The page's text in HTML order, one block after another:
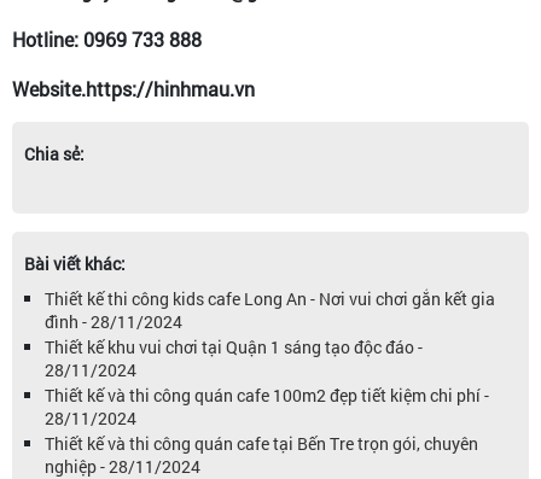
Hotline: 0969 733 888
Website.https://hinhmau.vn
Chia sẻ:
Bài viết khác:
Thiết kế thi công kids cafe Long An - Nơi vui chơi gắn kết gia
đình - 28/11/2024
Thiết kế khu vui chơi tại Quận 1 sáng tạo độc đáo -
28/11/2024
Thiết kế và thi công quán cafe 100m2 đẹp tiết kiệm chi phí -
28/11/2024
Thiết kế và thi công quán cafe tại Bến Tre trọn gói, chuyên
nghiệp - 28/11/2024